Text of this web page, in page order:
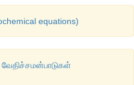
equations)